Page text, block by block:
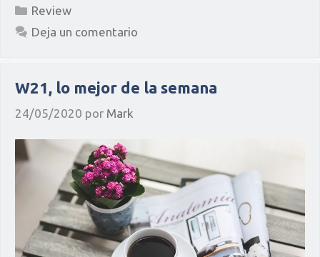
Categorías
Review
Deja un comentario
W21, lo mejor de la semana
24/05/2020 por Mark